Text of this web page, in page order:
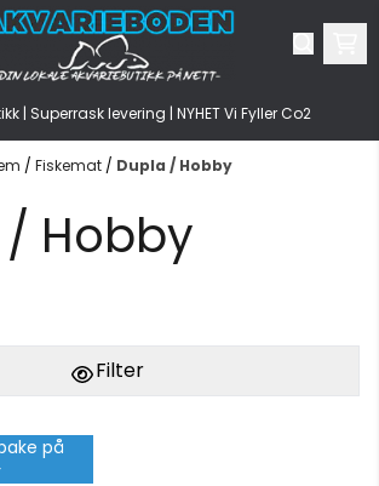
| Superrask levering | NYHET Vi Fyller Co2
/ Fiskemat / Dupla / Hobby
Hobby
Filter
på